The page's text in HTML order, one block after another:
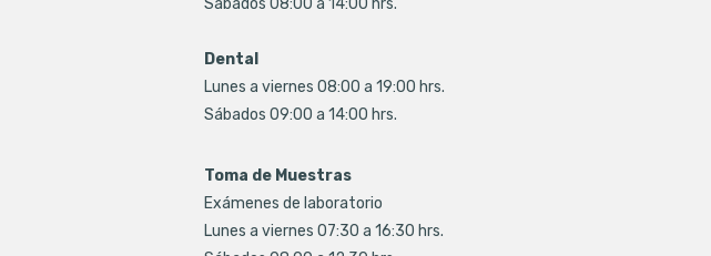
Sábados 08:00 a 14:00 hrs.
Dental
Lunes a viernes 08:00 a 19:00 hrs.
Sábados 09:00 a 14:00 hrs.
Toma de Muestras
Exámenes de laboratorio
Lunes a viernes 07:30 a 16:30 hrs.